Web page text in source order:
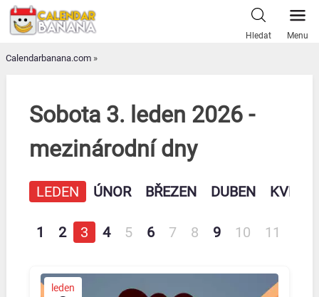
Skip
Hledat Menu
Calendarbanana.com »
Sobota 3. leden 2026 -
mezinárodní dny
LEDEN ÚNOR BŘEZEN DUBEN
1 2 3 4 5 6 7 8 9 10 11
leden